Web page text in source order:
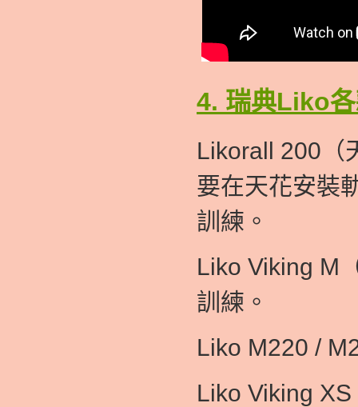
4. 瑞典Liko
Likorall 200（
要在天花安裝
訓練。
Liko Viking M
訓練。
Liko M220 /
Liko Viking